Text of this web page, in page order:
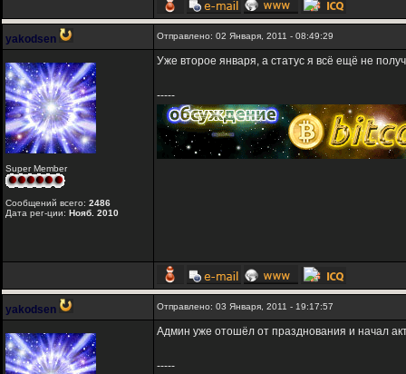
yakodsen Отправлено: 02 Января, 2011 - 08:49:29
Super Member
Сообщений всего: 2486
Дата рег-ции: Нояб. 2010
Уже второе января, а статус я всё ещё не
-----
yakodsen Отправлено: 03 Января, 2011 - 19:17:57
Админ уже отошёл от празднования и начал
-----